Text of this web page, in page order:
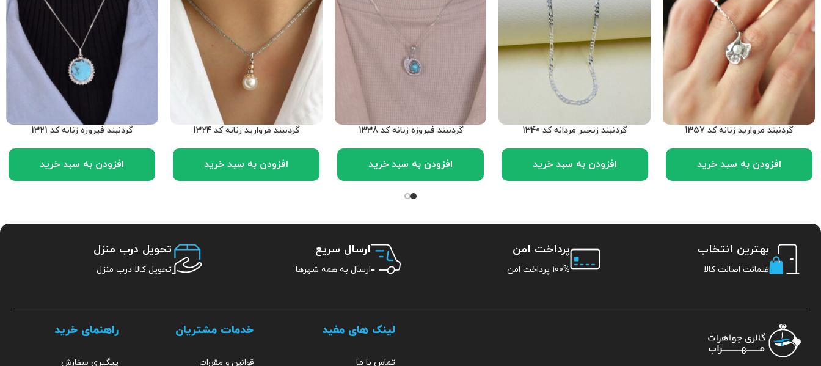
گردنبند مروارید زنانه کد 1357
افزودن به سبد خرید
گردنبند زنجیر مردانه کد 1340
افزودن به سبد خرید
گردنبند فیروزه زنانه کد 1338
افزودن به سبد خرید
گردنبند مروارید زنانه کد 1324
افزودن به سبد خرید
گردنبند فیروزه زنانه کد 1321
افزودن به سبد خرید
بهترین انتخاب
ضمانت اصالت کالا
پرداخت امن
100% پرداخت امن
ارسال سریع
ارسال به همه شهرها
تحویل درب منزل
تحویل کالا درب منزل
لینک های مفید
تماس با ما
خدمات مشتریان
قوانین و مقررات
راهنمای خرید
پیگیری سفارش